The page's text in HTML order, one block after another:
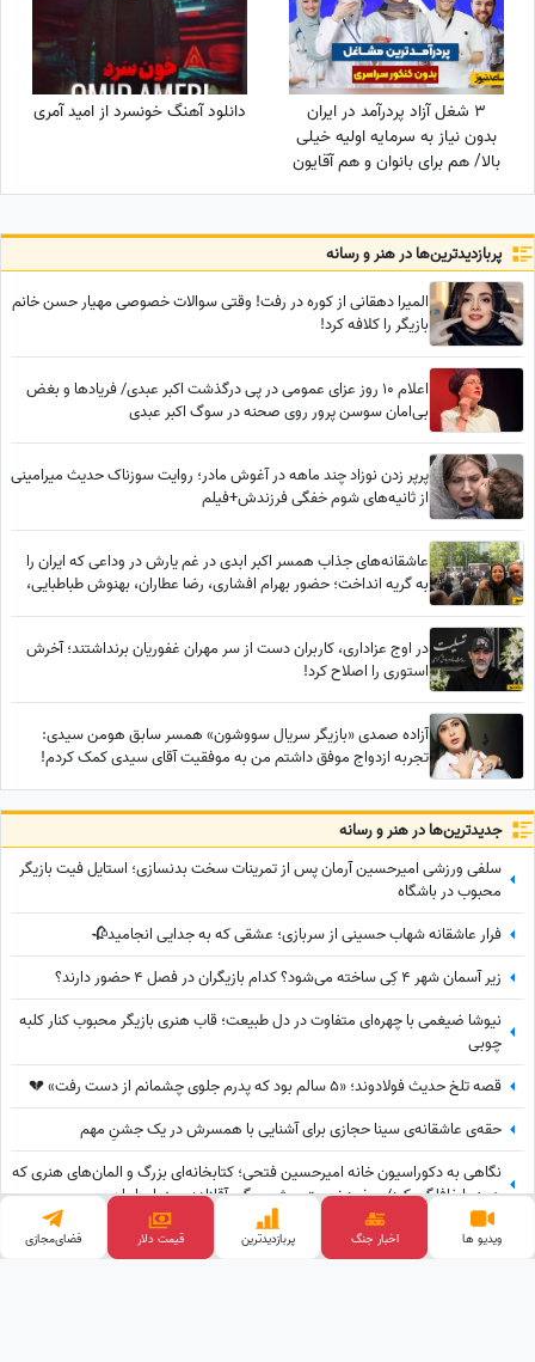
3 شغل آزاد پردرآمد در ایران
بدون نیاز به سرمایه اولیه خیلی
بالا/ هم برای بانوان و هم آقایون
دانلود آهنگ خونسرد از امید آمری
پربازدید‌ترین‌ها در هنر و رسانه
المیرا دهقانی از کوره در رفت! وقتی سوالات خصوصی مهیار حسن خانم
بازیگر را کلافه کرد!
اعلام 10 روز عزای عمومی در پی درگذشت اکبر عبدی/ فریادها و بغض
بی‌امان سوسن پرور روی صحنه در سوگ اکبر عبدی
پرپر زدن نوزاد چند ماهه در آغوش مادر؛ روایت سوزناک حدیث میرامینی
از ثانیه‌های شوم خفگی فرزندش+فیلم
عاشقانه‌های جذاب همسر اکبر ابدی در غم یارش در وداعی که ایران را
به گریه انداخت؛ حضور بهرام افشاری، رضا عطاران، بهنوش طباطبایی،
در اوج عزاداری، کاربران دست از سر مهران غفوریان برنداشتند؛ آخرش
استوری را اصلاح کرد!
آزاده صمدی «بازیگر سریال سووشون» همسر سابق هومن سیدی:
تجربه ازدواج موفق داشتم من به موفقیت آقای سیدی کمک کردم!
جدید‌ترین‌ها در هنر و رسانه
سلفی ورزشی امیرحسین آرمان پس از تمرینات سخت بدنسازی؛ استایل فیت بازیگر
محبوب در باشگاه
فرار عاشقانه شهاب حسینی از سربازی؛ عشقی که به جدایی انجامید🥀
زیر آسمان شهر 4 کِی ساخته می‌شود؟ کدام بازیگران در فصل 4 حضور دارند؟
نیوشا ضیغمی با چهره‌ای متفاوت در دل طبیعت؛ قاب هنری بازیگر محبوب کنار کلبه
چوبی
قصه تلخ حدیث فولادوند؛ «5 سالم بود که پدرم جلوی چشمانم از دست رفت» 💔
حقه‌ی عاشقانه‌ی سینا حجازی برای آشنایی با همسرش در یک جشنِ مهم
نگاهی به دکوراسیون خانه امیرحسین فتحی؛ کتابخانه‌ای بزرگ و المان‌های هنری که
همه را غافلگیر کرد/ بیخود نیست بهش میگن آقازاده سینمای ایران
رضا گلزار خودروهای لوکسش را به رخ رونالدو کشید! نگاهی با گاراژ لاکچری
سوپراستار سینمای ایران+عکس
ویدیو ها اخبار جنگ پربازدید‌ترین قیمت دلار فضای‌مجازی